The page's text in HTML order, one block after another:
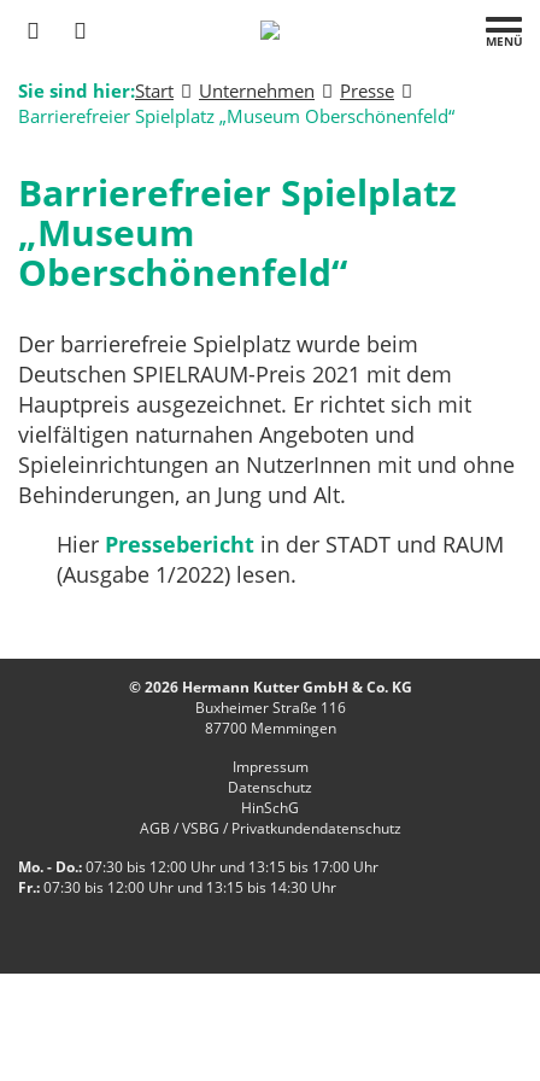
MENÜ
Sie sind hier:Start Unternehmen
Presse
Barrierefreier Spielplatz „Museum Oberschönenfeld“
Barrierefreier Spielplatz
„Museum
Oberschönenfeld“
Der barrierefreie Spielplatz wurde beim
Deutschen SPIELRAUM-Preis 2021 mit dem
Hauptpreis ausgezeichnet. Er richtet sich mit
vielfältigen naturnahen Angeboten und
Spieleinrichtungen an NutzerInnen mit und ohne
Behinderungen, an Jung und Alt.
Hier Presseberichtin der STADT und RAUM
(Ausgabe 1/2022) lesen.
© 2026 Hermann Kutter GmbH & Co. KG
Buxheimer Straße 116
87700Memmingen
Impressum
Datenschutz
HinSchG
AGB / VSBG / Privatkundendatenschutz
Mo. - Do.:07:30 bis 12:00 Uhr und 13:15 bis 17:00 Uhr
Fr.:07:30 bis 12:00 Uhr und 13:15 bis 14:30 Uhr